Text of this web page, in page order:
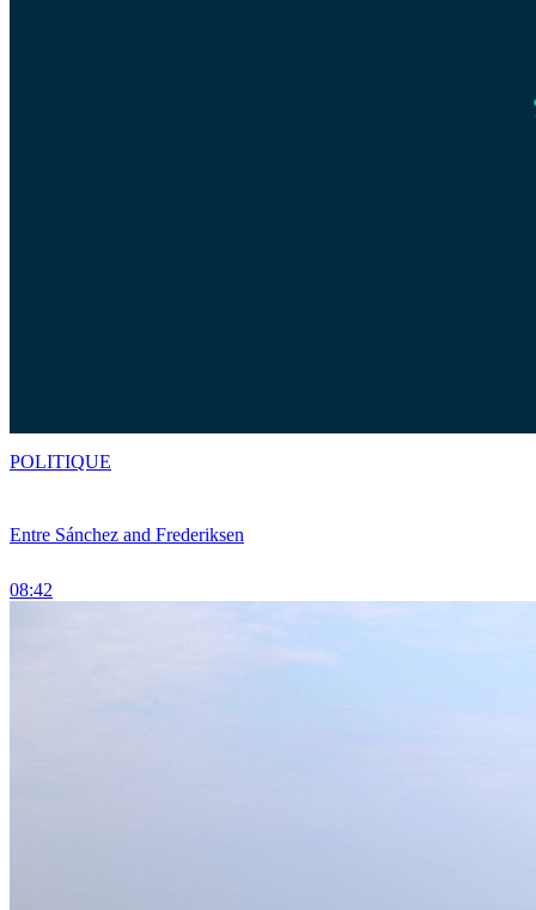
Entre Sánchez and Frederiksen
08:42
POLITIQUE